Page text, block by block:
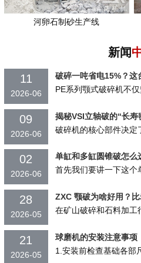
河卵石制砂生产线
新闻
11
2026-06
破碎一吨省电15%？这
09
2026-06
揭秘VSI立轴破的“长
02
2026-06
单缸和多缸圆锥破怎么
28
2026-05
ZXC 颚破为啥好用？
21
2026-05
球磨机的安装注意事项